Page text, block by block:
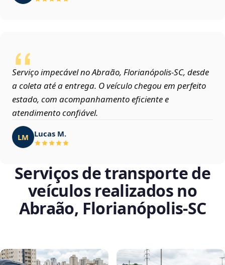
Serviço impecável no Abraão, Florianópolis‑SC, desde
a coleta até a entrega. O veículo chegou em perfeito
estado, com acompanhamento eficiente e
atendimento confiável.
LM Lucas M.
Serviços de transporte de
veículos realizados no
Abraão, Florianópolis‑SC